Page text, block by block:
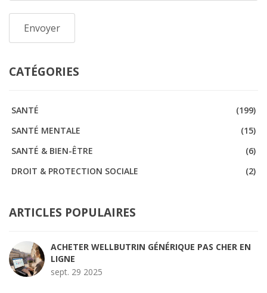
CATÉGORIES
SANTÉ
(199)
SANTÉ MENTALE
(15)
SANTÉ & BIEN-ÊTRE
(6)
DROIT & PROTECTION SOCIALE
(2)
ARTICLES POPULAIRES
ACHETER WELLBUTRIN GÉNÉRIQUE PAS CHER EN
LIGNE
sept. 29 2025